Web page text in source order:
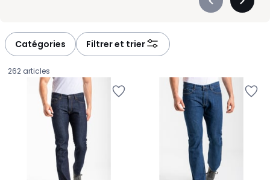
Précédent
Catégories Filtrer et trier
262 articles